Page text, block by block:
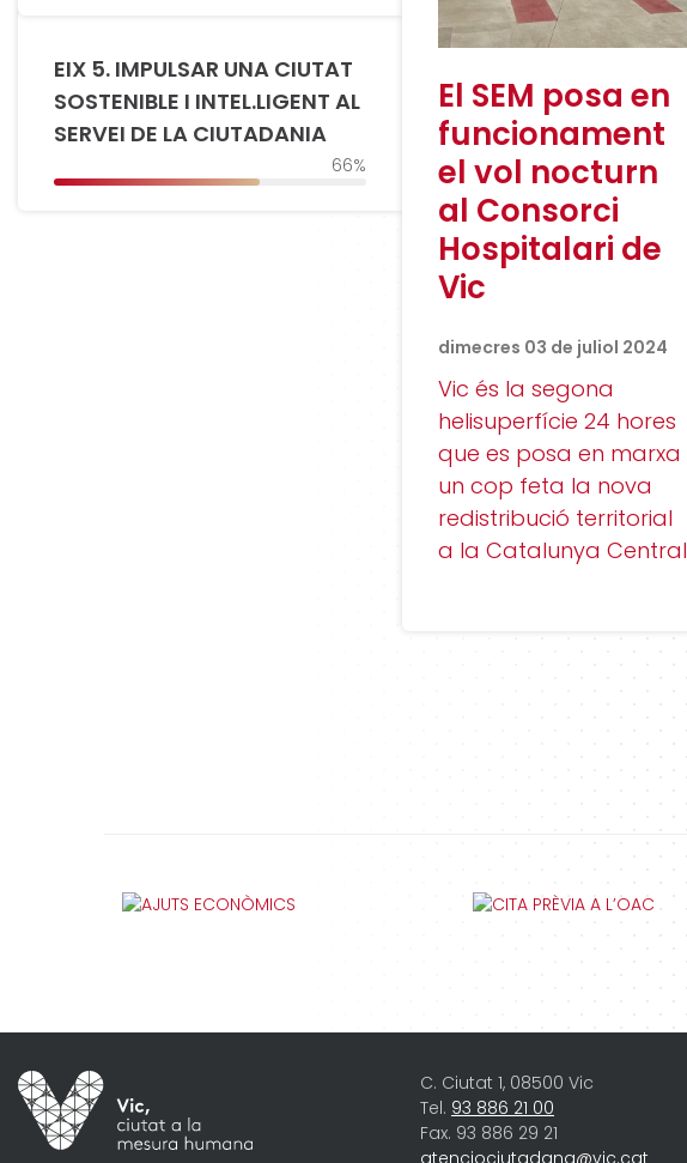
El SEM posa en
funcionament
el vol nocturn
al Consorci
Hospitalari de
Vic
dimecres 03 de juliol 2024
Vic és la segona
helisuperfície 24 hores
que es posa en marxa
un cop feta la nova
redistribució territorial
a la Catalunya Central
EIX 5. IMPULSAR UNA CIUTAT
SOSTENIBLE I INTEL.LIGENT AL
SERVEI DE LA CIUTADANIA
66%
C. Ciutat 1, 08500 Vic
Tel. 93 886 21 00
Fax. 93 886 29 21